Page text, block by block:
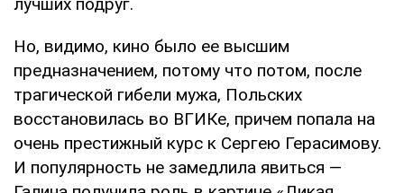
Но, видимо, кино было ее высшим
предназначением, потому что потом, после
трагической гибели мужа, Польских
восстановилась во ВГИКе, причем попала на
очень престижный курс к Сергею Герасимову.
И популярность не замедлила явиться —